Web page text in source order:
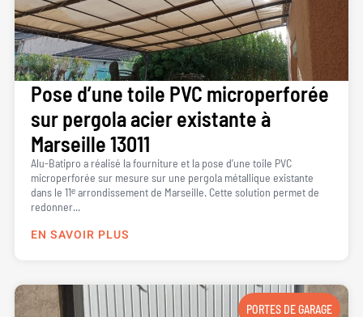
Pose d’une toile PVC microperforée
sur pergola acier existante à
Marseille 13011
Alu-Batipro a réalisé la fourniture et la pose d’une toile PVC
microperforée sur mesure sur une pergola métallique existante
dans le 11ᵉ arrondissement de Marseille. Cette solution permet de
redonner...
EN SAVOIR PLUS
PORTES DE GARAGE